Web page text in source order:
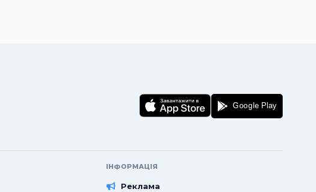
ІНФОРМАЦІЯ
Реклама